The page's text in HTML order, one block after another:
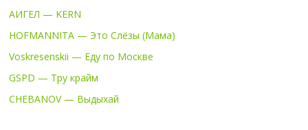
АИГЕЛ — KERN
HOFMANNITA — Это Слёзы (Мама)
Voskresenskii — Еду по Москве
GSPD — Тру крайм
CHEBANOV — Выдыхай